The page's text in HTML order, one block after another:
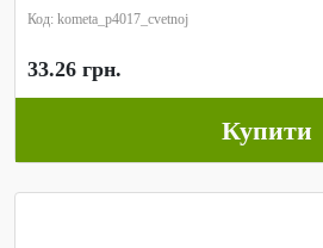
Код: kometa_p4017_cvetnoj
33.26 грн.
Купити